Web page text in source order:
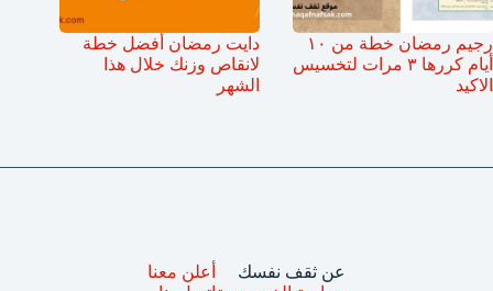
رجيم رمضان خطة من ١٠
أيام كررها ٣ مرات لتخسيس
الاكيد
دايت رمضان أفضل خطة
لانقاص وزنك خلال هذا
الشهر
عن ثقف نفسك
أعلن معنا